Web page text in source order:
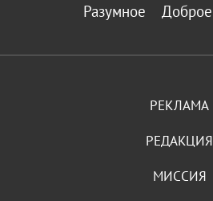
Разумное Доброе
РЕКЛАМА
РЕДАКЦИЯ
МИССИЯ